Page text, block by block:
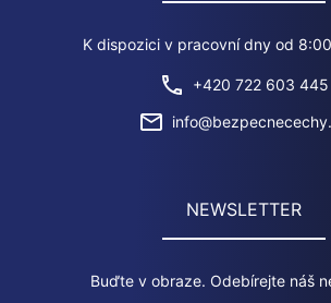
K dispozici v pracovní dny od
+420 722 603 445
NEWSLETTER
Buďte v obraze. Odebírejte náš